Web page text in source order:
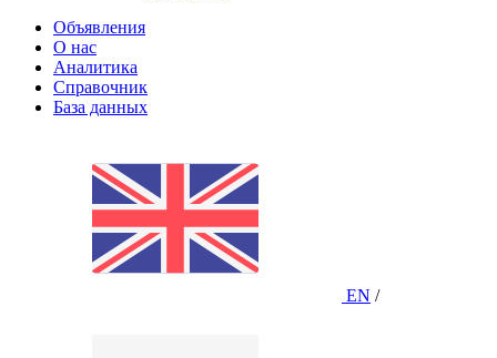
Объявления
О нас
Аналитика
Справочник
База данных
EN /